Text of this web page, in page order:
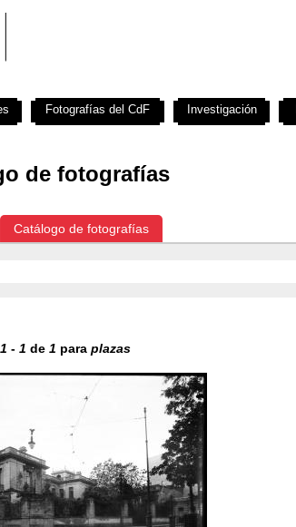
de fotografías
Catálogo de fotografías
1 - 1 de 1 para plazas
Fotografías del CdF Investigación